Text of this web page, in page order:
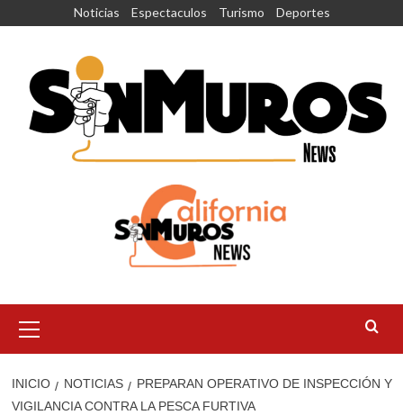
Noticias Espectaculos Turismo Deportes
principal
INICIO NOTICIAS
PREPARAN OPERATIVO DE INSPECCIÓN Y
VIGILANCIA CONTRA LA PESCA FURTIVA